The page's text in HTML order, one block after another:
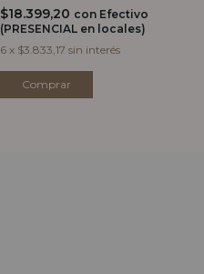
$18.399,20 con Efectivo
(PRESENCIAL en locales)
6 x $3.833,17 sin interés